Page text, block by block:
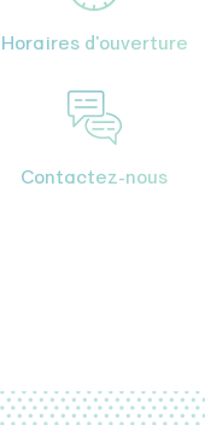
Horaires d'ouverture
Contactez-nous